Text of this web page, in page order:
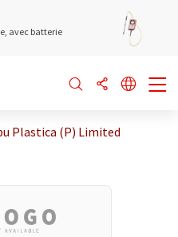
avec batterie
Plastica (P) Limited